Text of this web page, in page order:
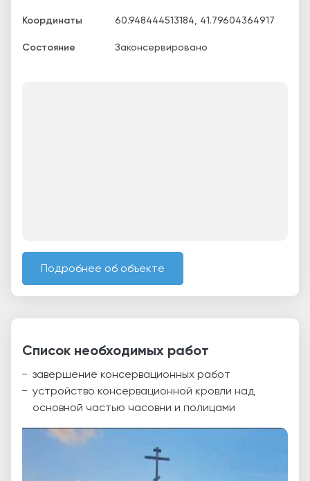
Координаты 60.948444513184, 41.79604364917
Состояние Законсервировано
Подробнее об объекте
Список необходимых работ
завершение консервационных работ
устройство консервационной кровли над
основной частью часовни и полицами